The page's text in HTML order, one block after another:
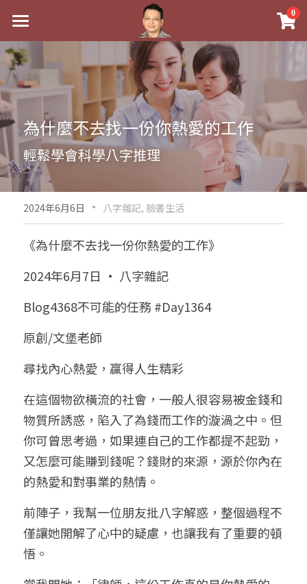
0
最新消息
關於我
實體經營
祖傳命理
課程介紹
後天派陽宅
Blog
黃金會員專區
八字雜記
心靈成長
人氣最高
站長精選
臉書生活
好書推廌
試閱專區
Podcast聽書
團隊訓練營
八字視頻
陽宅視頻
線上直播
自我挑戰
線上學苑
八字初階班1
八字初階班2
八字進階班
八字中階班
八字高階班
五人實戰班
五行計算初階班
五行計算高階班
團隊訓練營
命理商城
八字完整班
《十神高階實戰錄》完整典藏版
科學八字推理PDF
八字批命
小兒命名
我的著作
科學八字推理1
科學八字推理2
科學八字推理3
科學八字輕鬆學
輕鬆學會科學八字推理
與我預約
批命預約
上課預約
常見問題
FB粉絲頁
登錄/註冊
搜索
繁體中文
繁體中文
0938617837
support@p8zicourse.com
為什麼不去找一份你熱愛的工作
輕鬆學會科學八字推理
2024年6月6日 · 八字雜記, 臉書生活
《為什麼不去找一份你熱愛的工作》
2024年6月7日 · 八字雜記
Blog4368不可能的任務 #Day1364
原創/文堡老師
尋找內心熱愛，贏得人生精彩
在這個物欲橫流的社會，一般人很容易被金錢和
物質所誘惑，陷入了為錢而工作的漩渦之中。但
你可曾思考過，如果連自己的工作都提不起勁，
又怎麼可能賺到錢呢？錢財的來源，源於你內在
的熱愛和對事業的熱情。
前陣子，我幫一位朋友批八字解惑，整個過程不
僅讓她開解了心中的疑慮，也讓我有了重要的頓
悟。
×
商品分類
八字線上完整班
科學八字推理PDF
《十神高階實戰錄》完整典藏版
1美元超值PDF